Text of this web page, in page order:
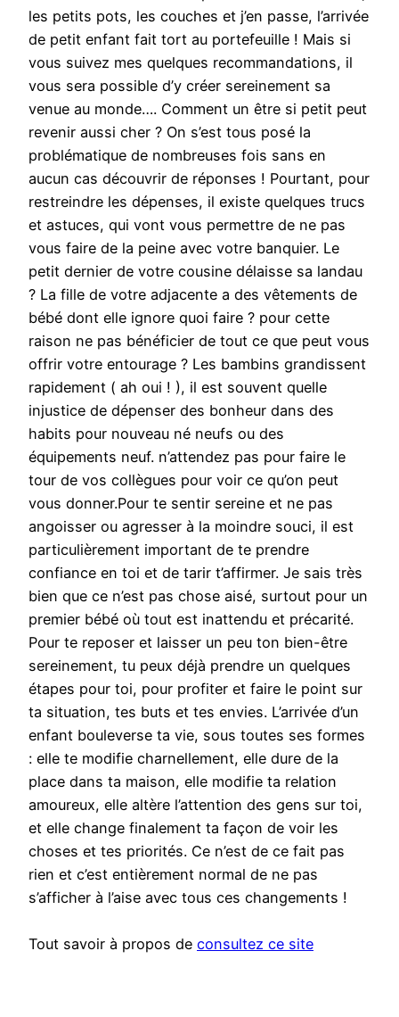
les petits pots, les couches et j’en passe, l’arrivée
de petit enfant fait tort au portefeuille ! Mais si
vous suivez mes quelques recommandations, il
vous sera possible d’y créer sereinement sa
venue au monde…. Comment un être si petit peut
revenir aussi cher ? On s’est tous posé la
problématique de nombreuses fois sans en
aucun cas découvrir de réponses ! Pourtant, pour
restreindre les dépenses, il existe quelques trucs
et astuces, qui vont vous permettre de ne pas
vous faire de la peine avec votre banquier. Le
petit dernier de votre cousine délaisse sa landau
? La fille de votre adjacente a des vêtements de
bébé dont elle ignore quoi faire ? pour cette
raison ne pas bénéficier de tout ce que peut vous
offrir votre entourage ? Les bambins grandissent
rapidement ( ah oui ! ), il est souvent quelle
injustice de dépenser des bonheur dans des
habits pour nouveau né neufs ou des
équipements neuf. n’attendez pas pour faire le
tour de vos collègues pour voir ce qu’on peut
vous donner.Pour te sentir sereine et ne pas
angoisser ou agresser à la moindre souci, il est
particulièrement important de te prendre
confiance en toi et de tarir t’affirmer. Je sais très
bien que ce n’est pas chose aisé, surtout pour un
premier bébé où tout est inattendu et précarité.
Pour te reposer et laisser un peu ton bien-être
sereinement, tu peux déjà prendre un quelques
étapes pour toi, pour profiter et faire le point sur
ta situation, tes buts et tes envies. L’arrivée d’un
enfant bouleverse ta vie, sous toutes ses formes
: elle te modifie charnellement, elle dure de la
place dans ta maison, elle modifie ta relation
amoureux, elle altère l’attention des gens sur toi,
et elle change finalement ta façon de voir les
choses et tes priorités. Ce n’est de ce fait pas
rien et c’est entièrement normal de ne pas
s’afficher à l’aise avec tous ces changements !
Tout savoir à propos de consultez ce site